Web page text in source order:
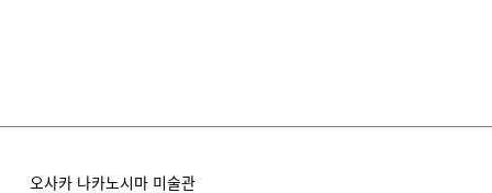
오사카 나카노시마 미술관